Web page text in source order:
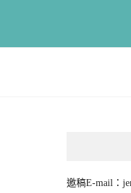
邀稿E-mail：